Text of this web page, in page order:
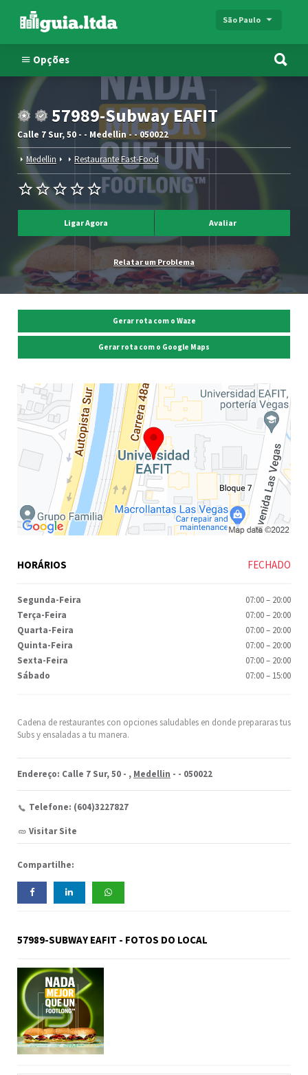
São Paulo
Opções
57989-Subway EAFIT
Calle 7 Sur, 50 - - Medellin - - 050022
Medellin Restaurante Fast-Food
Ligar Agora Avaliar
Relatar um Problema
Cadena de restaurantes con opciones saludables en donde prepararas tus
Subs y ensaladas a tu manera.
Endereço: Calle 7 Sur, 50 - , Medellin - - 050022
Telefone: (604)3227827
Visitar Site
Compartilhe:
57989-SUBWAY EAFIT - FOTOS DO LOCAL
Gerar rota com o Waze
Gerar rota com o Google Maps
HORÁRIOS FECHADO
Segunda-Feira 07:00– 20:00
Terça-Feira
07:00– 20:00
Quarta-Feira
07:00– 20:00
Quinta-Feira
07:00– 20:00
Sexta-Feira
07:00– 20:00
Sábado
07:00– 15:00